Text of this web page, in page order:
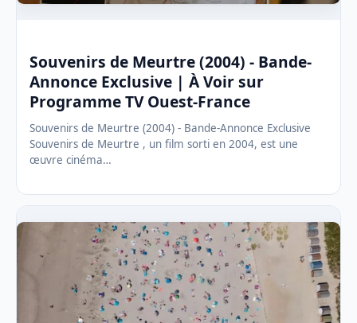
Souvenirs de Meurtre (2004) - Bande-
Annonce Exclusive | À Voir sur
Programme TV Ouest-France
Souvenirs de Meurtre (2004) - Bande-Annonce Exclusive
Souvenirs de Meurtre , un film sorti en 2004, est une
œuvre cinéma…